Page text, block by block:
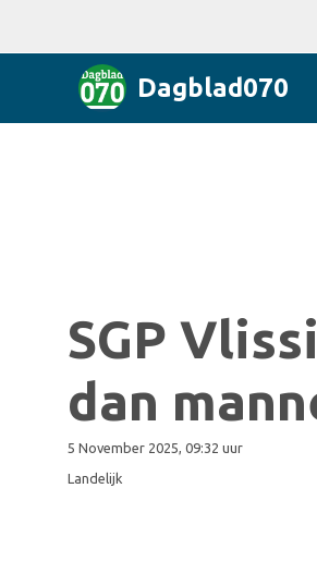
Dagblad070
SGP
dan
5 November 2025, 09:32 uur
Landelijk